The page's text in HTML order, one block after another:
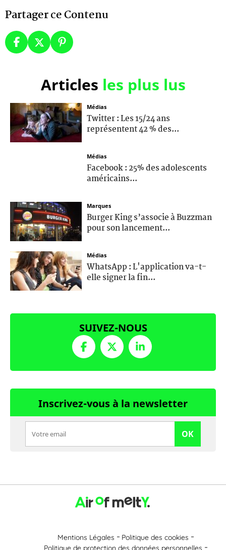
Partager ce Contenu
Articles les plus lus
Médias
Twitter : Les 15/24 ans
représentent 42 % des...
Médias
Facebook : 25% des adolescents
américains...
Marques
Burger King s’associe à Buzzman
pour son lancement...
Médias
WhatsApp : L'application va-t-
elle signer la fin...
SUIVEZ-NOUS
Inscrivez-vous à la newsletter
OK
Mentions Légales
Politique des cookies
Politique de protection des données personnelles